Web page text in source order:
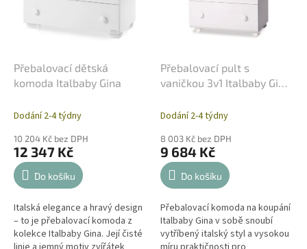
Přebalovací dětská
komoda Italbaby Gina
Dodání 2-4 týdny
10 204 Kč bez DPH
12 347 Kč
Do košíku
Italská elegance a hravý design
– to je přebalovací komoda z
kolekce Italbaby Gina. Její čisté
Přebalovací pult s
vaničkou 3v1 Italbaby Gina
Dodání 2-4 týdny
8 003 Kč bez DPH
9 684 Kč
Do košíku
Přebalovací komoda na koupání
Italbaby Gina v sobě snoubí
vytříbený italský styl a vysokou